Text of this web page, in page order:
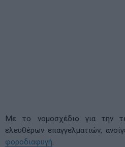
Με το νομοσχέδιο για την
ελευθέρων επαγγελματιών,
φοροδιαφυγή.